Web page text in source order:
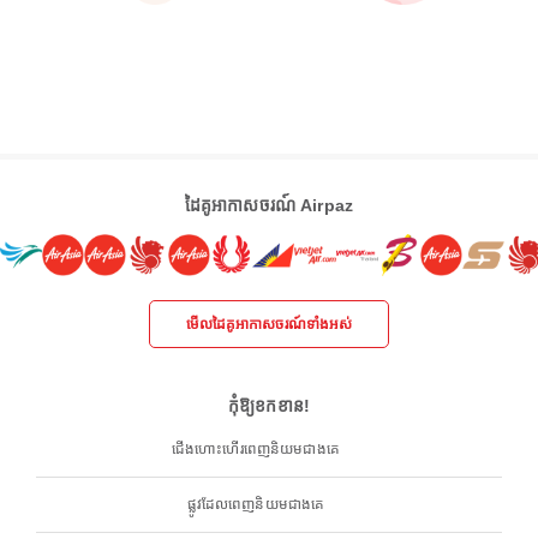
ដៃគូអាកាសចរណ៍ Airpaz
មើលដៃគូអាកាសចរណ៍ទាំងអស់
កុំឱ្យខកខាន!
ជើងហោះហើរពេញនិយមជាងគេ
ផ្លូវដែលពេញនិយមជាងគេ